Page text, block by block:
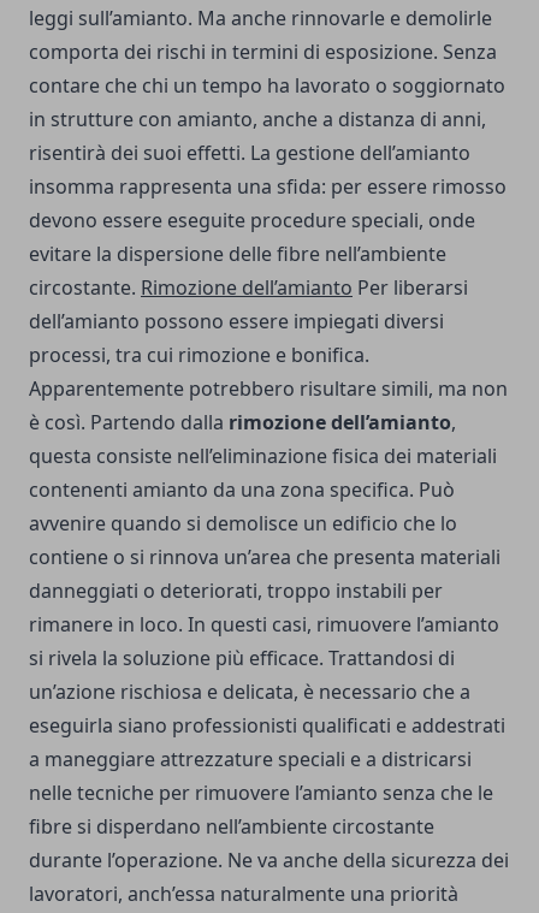
leggi sull’amianto. Ma anche rinnovarle e demolirle
comporta dei rischi in termini di esposizione. Senza
contare che chi un tempo ha lavorato o soggiornato
in strutture con amianto, anche a distanza di anni,
risentirà dei suoi effetti. La gestione dell’amianto
insomma rappresenta una sfida: per essere rimosso
devono essere eseguite procedure speciali, onde
evitare la dispersione delle fibre nell’ambiente
circostante. Rimozione dell’amianto Per liberarsi
dell’amianto possono essere impiegati diversi
processi, tra cui rimozione e bonifica.
Apparentemente potrebbero risultare simili, ma non
è così. Partendo dalla rimozione dell’amianto,
questa consiste nell’eliminazione fisica dei materiali
contenenti amianto da una zona specifica. Può
avvenire quando si demolisce un edificio che lo
contiene o si rinnova un’area che presenta materiali
danneggiati o deteriorati, troppo instabili per
rimanere in loco. In questi casi, rimuovere l’amianto
si rivela la soluzione più efficace. Trattandosi di
un’azione rischiosa e delicata, è necessario che a
eseguirla siano professionisti qualificati e addestrati
a maneggiare attrezzature speciali e a districarsi
nelle tecniche per rimuovere l’amianto senza che le
fibre si disperdano nell’ambiente circostante
durante l’operazione. Ne va anche della sicurezza dei
lavoratori, anch’essa naturalmente una priorità